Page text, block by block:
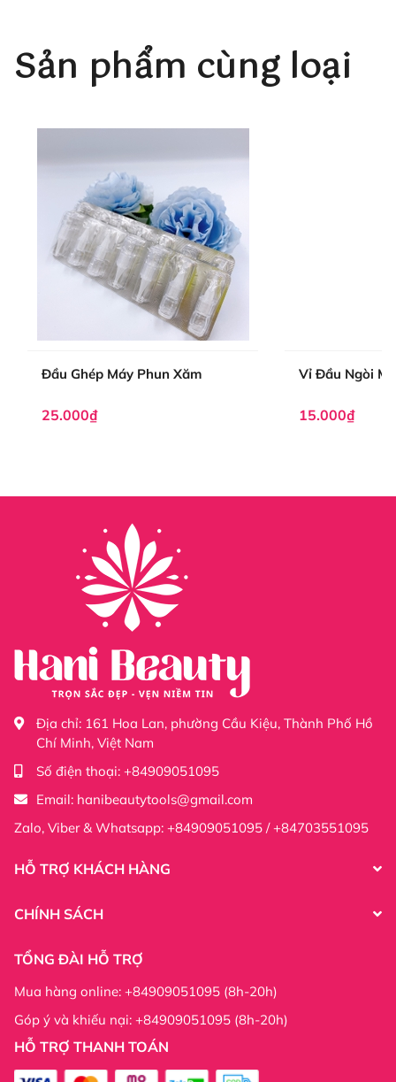
Sản phẩm cùng loại
Đầu Ghép Máy Phun Xăm
25.000₫
Vỉ Đầu Ngòi
15.000₫
Địa chỉ: 161 Hoa Lan, phường Cầu Kiệu, Thành Phố Hồ
Chí Minh, Việt Nam
Số điện thoại: +84909051095
Email: hanibeautytools@gmail.com
Zalo, Viber & Whatsapp: +84909051095 / +84703551095
HỖ TRỢ KHÁCH HÀNG
CHÍNH SÁCH
TỔNG ĐÀI HỖ TRỢ
Mua hàng online: +84909051095 (8h-20h)
Góp ý và khiếu nại: +84909051095 (8h-20h)
HỖ TRỢ THANH TOÁN